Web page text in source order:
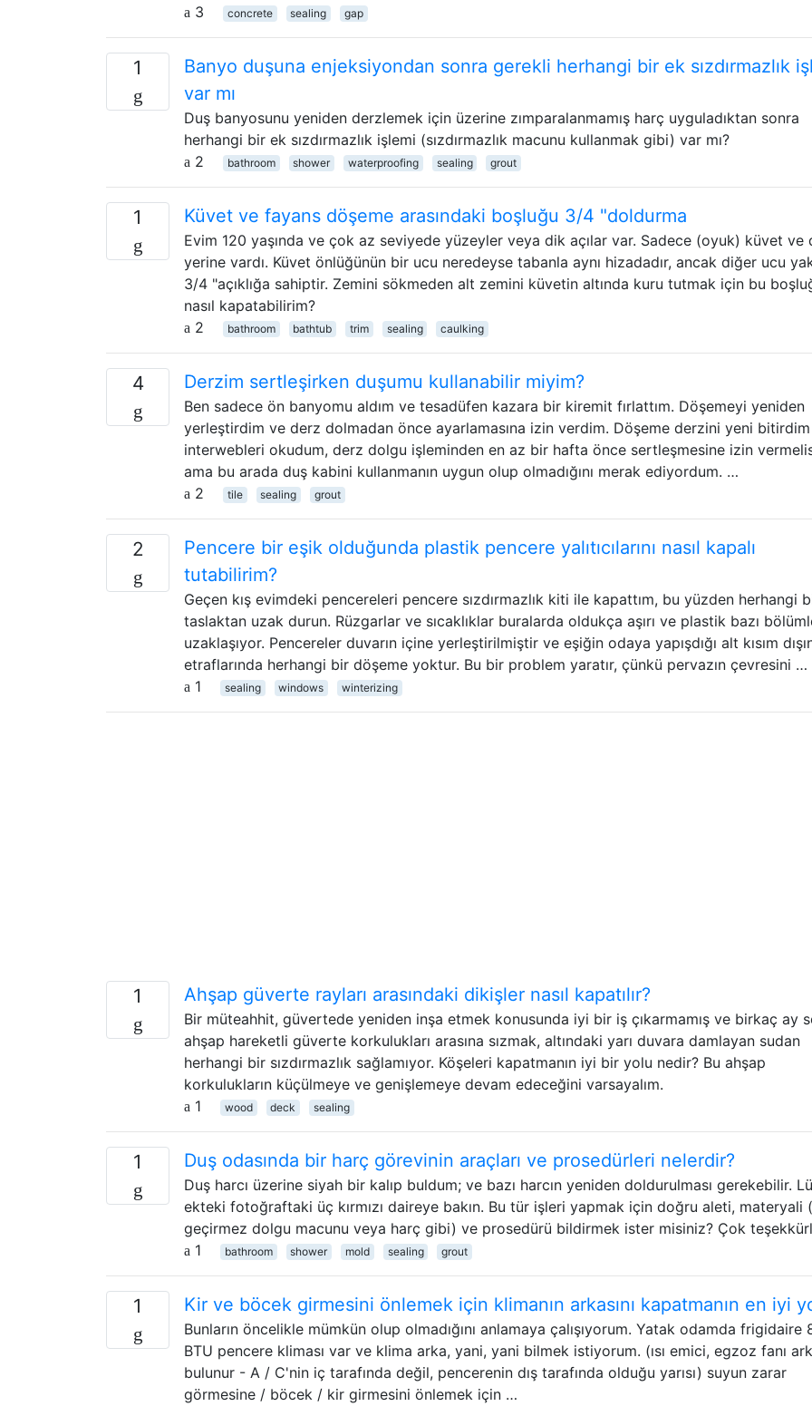
3
concrete sealing gap
1
Banyo duşuna enjeksiyondan sonra gerekli herhangi bir ek sızdırmazlık
var mı
Duş banyosunu yeniden derzlemek için üzerine zımparalanmamış harç uyguladıktan sonra
herhangi bir ek sızdırmazlık işlemi (sızdırmazlık macunu kullanmak gibi) var mı?
2
bathroom shower waterproofing sealing grout
1 Küvet ve fayans döşeme arasındaki boşluğu 3/4 "doldurma
Evim 120 yaşında ve çok az seviyede yüzeyler veya dik açılar var. Sadece (oyuk) küvet ve
yerine vardı. Küvet önlüğünün bir ucu neredeyse tabanla aynı hizadadır, ancak diğer ucu
3/4 "açıklığa sahiptir. Zemini sökmeden alt zemini küvetin altında kuru tutmak için bu
nasıl kapatabilirim?
2
bathroom bathtub trim sealing caulking
4 Derzim sertleşirken duşumu kullanabilir miyim?
Ben sadece ön banyomu aldım ve tesadüfen kazara bir kiremit fırlattım. Döşemeyi yeniden
yerleştirdim ve derz dolmadan önce ayarlamasına izin verdim. Döşeme derzini yeni
interwebleri okudum, derz dolgu işleminden en az bir hafta önce sertleşmesine izin
ama bu arada duş kabini kullanmanın uygun olup olmadığını merak ediyordum. …
2
tile sealing grout
2
Pencere bir eşik olduğunda plastik pencere yalıtıcılarını nasıl kapalı
tutabilirim?
Geçen kış evimdeki pencereleri pencere sızdırmazlık kiti ile kapattım, bu yüzden herhangi
taslaktan uzak durun. Rüzgarlar ve sıcaklıklar buralarda oldukça aşırı ve plastik bazı
uzaklaşıyor. Pencereler duvarın içine yerleştirilmiştir ve eşiğin odaya yapışdığı alt kısım
etraflarında herhangi bir döşeme yoktur. Bu bir problem yaratır, çünkü pervazın çevresini …
1
sealing windows winterizing
1 Ahşap güverte rayları arasındaki dikişler nasıl kapatılır?
Bir müteahhit, güvertede yeniden inşa etmek konusunda iyi bir iş çıkarmamış ve birkaç ay
ahşap hareketli güverte korkulukları arasına sızmak, altındaki yarı duvara damlayan sudan
herhangi bir sızdırmazlık sağlamıyor. Köşeleri kapatmanın iyi bir yolu nedir? Bu ahşap
korkulukların küçülmeye ve genişlemeye devam edeceğini varsayalım.
1
wood deck sealing
1 Duş odasında bir harç görevinin araçları ve prosedürleri nelerdir?
Duş harcı üzerine siyah bir kalıp buldum; ve bazı harcın yeniden doldurulması gerekebilir.
ekteki fotoğraftaki üç kırmızı daireye bakın. Bu tür işleri yapmak için doğru aleti, materyali
geçirmez dolgu macunu veya harç gibi) ve prosedürü bildirmek ister misiniz? Çok
1
bathroom shower mold sealing grout
1 Kir ve böcek girmesini önlemek için klimanın arkasını kapatmanın en iyi
Bunların öncelikle mümkün olup olmadığını anlamaya çalışıyorum. Yatak odamda frigidaire
BTU pencere kliması var ve klima arka, yani, yani bilmek istiyorum. (ısı emici, egzoz fanı
bulunur - A / C'nin iç tarafında değil, pencerenin dış tarafında olduğu yarısı) suyun zarar
görmesine / böcek / kir girmesini önlemek için …